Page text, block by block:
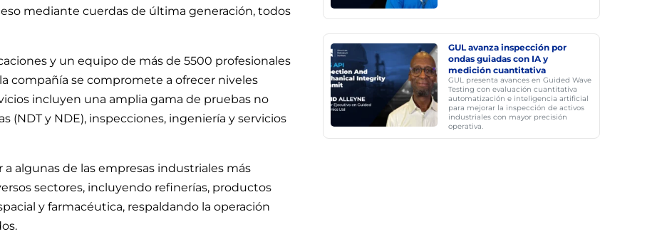
mediante cuerdas de última generación, todos
y un equipo de más de 5500 profesionales
compañía se compromete a ofrecer niveles
incluyen una amplia gama de pruebas no
(NDT y NDE), inspecciones, ingeniería y servicios
algunas de las empresas industriales más
sectores, incluyendo refinerías, productos
y farmacéutica, respaldando la operación
GUL avanza inspección por
ondas guiadas con IA y
medición cuantitativa
GUL presenta avances en Guided Wave
Testing con evaluación cuantitativa
automatización e inteligencia artificial
para mejorar la inspección de activos
industriales con mayor precisión
operativa.